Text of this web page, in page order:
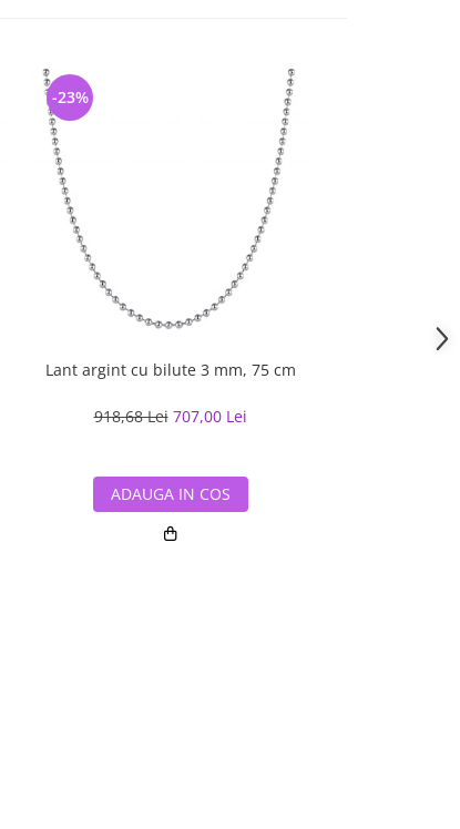
Lant argint cu bilute 3 mm, 75 cm
918,68 Lei 707,00 Lei
-23%
ADAUGA IN COS